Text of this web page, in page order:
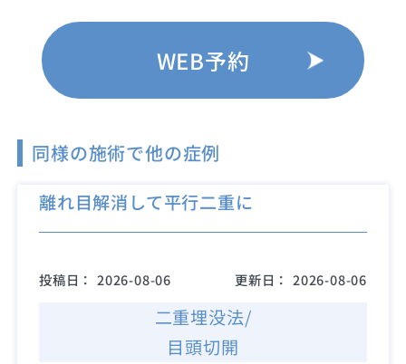
WEB予約
同様の施術で他の症例
離れ目解消して平行二重に
投稿日： 2026-08-06 更新日： 2026-08-06
二重埋没法/
目頭切開